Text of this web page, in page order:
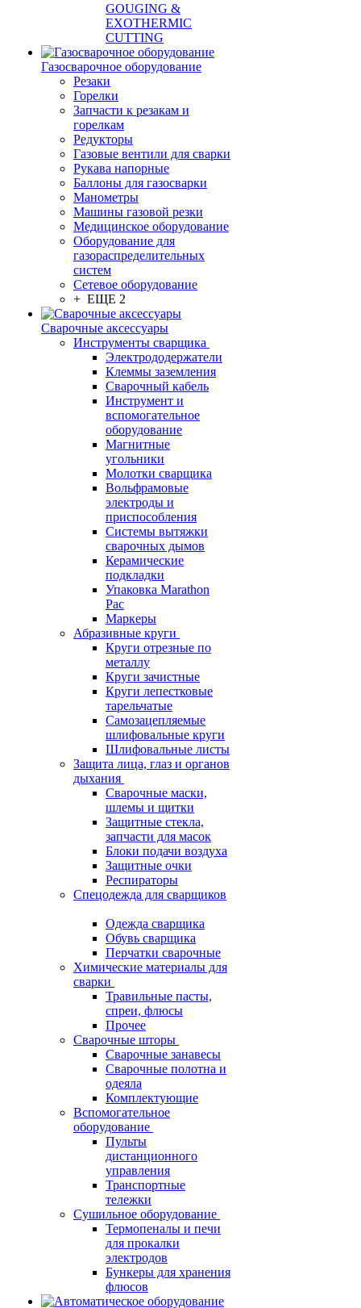
GOUGING &
EXOTHERMIC
CUTTING
Газосварочное оборудование
Резаки
Горелки
Запчасти к резакам и
горелкам
Редукторы
Газовые вентили для сварки
Рукава напорные
Баллоны для газосварки
Манометры
Машины газовой резки
Медицинское оборудование
Оборудование для
газораспределительных
систем
Сетевое оборудование
+ ЕЩЕ 2
Сварочные аксессуары
Инструменты сварщика
Электрододержатели
Клеммы заземления
Сварочный кабель
Инструмент и
вспомогательное
оборудование
Магнитные
угольники
Молотки сварщика
Вольфрамовые
электроды и
приспособления
Системы вытяжки
сварочных дымов
Керамические
подкладки
Упаковка Marathon
Pac
Маркеры
Абразивные круги
Круги отрезные по
металлу
Круги зачистные
Круги лепестковые
тарельчатые
Самозацепляемые
шлифовальные круги
Шлифовальные листы
Защита лица, глаз и органов
дыхания
Сварочные маски,
шлемы и щитки
Защитные стекла,
запчасти для масок
Блоки подачи воздуха
Защитные очки
Респираторы
Спецодежда для сварщиков
Одежда сварщика
Обувь сварщика
Перчатки сварочные
Химические материалы для
сварки
Травильные пасты,
спреи, флюсы
Прочее
Сварочные шторы
Сварочные занавесы
Сварочные полотна и
одеяла
Комплектующие
Вспомогательное
оборудование
Пульты
дистанционного
управления
Транспортные
тележки
Сушильное оборудование
Термопеналы и печи
для прокалки
электродов
Бункеры для хранения
флюсов